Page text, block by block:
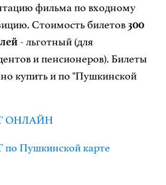
фильма по входному
Стоимость билетов300
- льготный (для
и пенсионеров). Билеты
купить и по "Пушкинской
ОНЛАЙН
Пушкинской карте